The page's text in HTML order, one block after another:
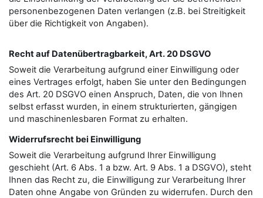
personenbezogenen Daten verlangen (z.B. bei Streitigkeit
über die Richtigkeit von Angaben).
Recht auf Datenübertragbarkeit, Art. 20 DSGVO
Soweit die Verarbeitung aufgrund einer Einwilligung oder
eines Vertrages erfolgt, haben Sie unter den Bedingungen
des Art. 20 DSGVO einen Anspruch, Daten, die von Ihnen
selbst erfasst wurden, in einem strukturierten, gängigen
und maschinenlesbaren Format zu erhalten.
Widerrufsrecht bei Einwilligung
Soweit die Verarbeitung aufgrund Ihrer Einwilligung
geschieht (Art. 6 Abs. 1 a bzw. Art. 9 Abs. 1 a DSGVO), steht
Ihnen das Recht zu, die Einwilligung zur Verarbeitung Ihrer
Daten ohne Angabe von Gründen zu widerrufen. Durch den